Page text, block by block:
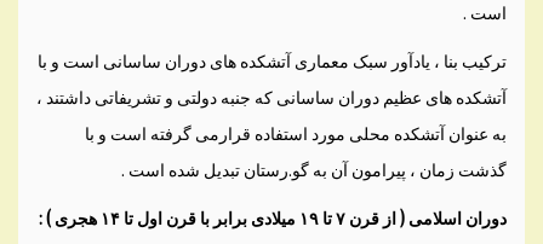
است .
ترکيب بنا ، يادآور سبک معماری آتشکده های دوران ساسانی است و با
آتشکده های عظيم دوران ساسانی که جنبه دولتی و تشريفاتی داشتند ،
به عنوان آتشکده محلی مورد استفاده قرارمی گرفته است و با
گذشت زمان ، پيرامون آن به گو.رستان تبديل شده است .
دوران اسلامی ( از قرن ۷ تا ۱۹ ميلادی برابر با قرن اول تا ۱۴ هجری ) :